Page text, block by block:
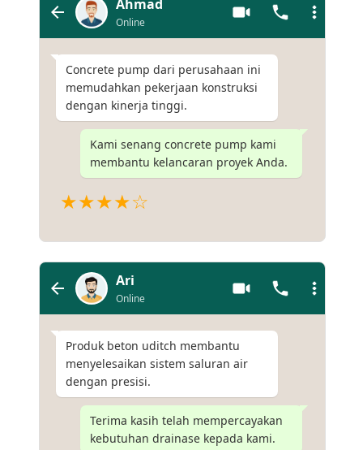
Ahmad
Online
Concrete pump dari perusahaan ini
memudahkan pekerjaan konstruksi
dengan kinerja tinggi.
Kami senang concrete pump kami
membantu kelancaran proyek Anda.
★★★★☆
Ari
Online
Produk beton uditch membantu
menyelesaikan sistem saluran air
dengan presisi.
Terima kasih telah mempercayakan
kebutuhan drainase kepada kami.